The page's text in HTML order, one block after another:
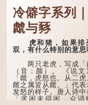
冷僻字系列｜
虤与豩
虎和猪，如果排
双，有什么特别的意思
两只老虎，写成「
（音：颜）。 《说文
「虤，虎怒也。从二
虤之属皆从虤。」代表
发怒的样子。唐人诗中
「求闲未得闲，众诮